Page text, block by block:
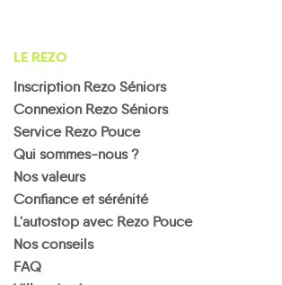
LE REZO
Inscription Rezo Séniors
Connexion Rezo Séniors
Service Rezo Pouce
Qui sommes-nous ?
Nos valeurs
Confiance et sérénité
L'autostop avec Rezo Pouce
Nos conseils
FAQ